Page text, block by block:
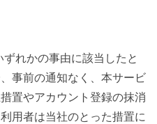
れかの事由に該当したと
事前の通知なく、本サービ
置やアカウント登録の抹消
用者は当社のとった措置に